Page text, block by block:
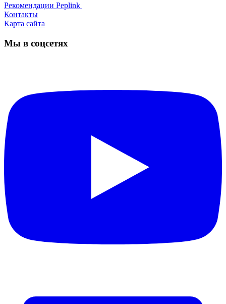
Рекомендации Peplink ️
Контакты
Карта сайта
Мы в соцсетях